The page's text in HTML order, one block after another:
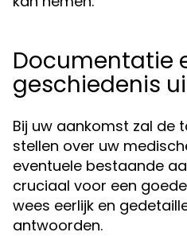
Documentatie
geschiedenis
Bij uw aankomst zal de
stellen over uw
eventuele bestaande
cruciaal voor een
wees eerlijk en
antwoorden.